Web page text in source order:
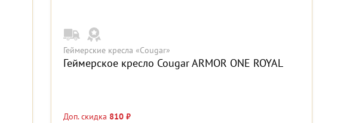
Геймерские кресла «Cougar»
Геймерское кресло Cougar ARMOR ONE ROYAL
Доп. скидка 810 ₽